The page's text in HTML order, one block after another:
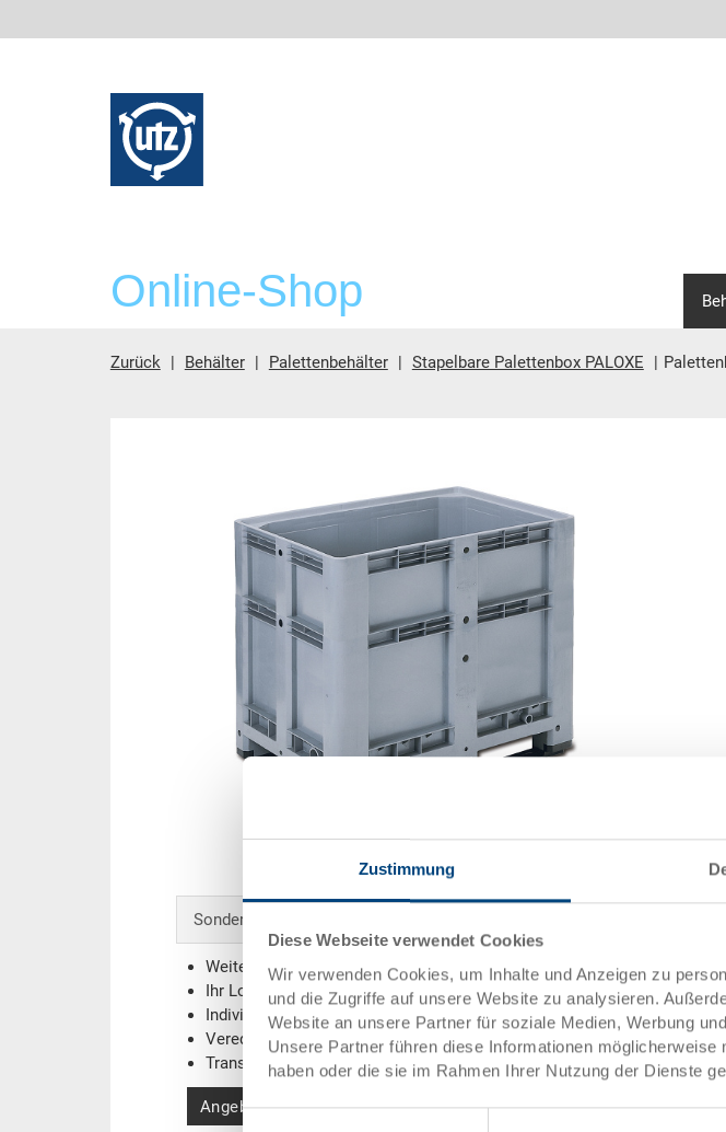
Zustimmung
Diese Webseite verwendet Cookies
Wir verwenden Cookies, um Inhalte und Anzeigen zu
und die Zugriffe auf unsere Website zu analysieren.
Website an unsere Partner für soziale Medien, Werbung
Unsere Partner führen diese Informationen
haben oder die sie im Rahmen Ihrer Nutzung der Dienste
Online-Shop
Zurück Behälter Palettenbehälter Stapelbare Palettenbox PALOXE
Sonderanfertigungen - Unser Spezialgebiet
Weitere Farben
Ihr Logo / Labeling(Beispiele)
Individuelle Systemlösungen
Veredelungen
Transponder (RFID) / Barcodes (Beispiele)
Angebot anfordern